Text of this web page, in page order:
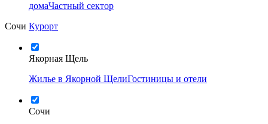
домаЧастный сектор
Сочи Курорт
Якорная Щель
Жилье в Якорной ЩелиГостиницы и отели
Сочи